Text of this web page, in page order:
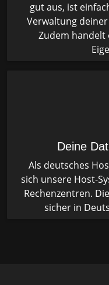
gut aus, ist
Verwaltung
Zudem handelt
Deine
Als deutsches
sich unsere Host-
Rechenzentren.
sicher in